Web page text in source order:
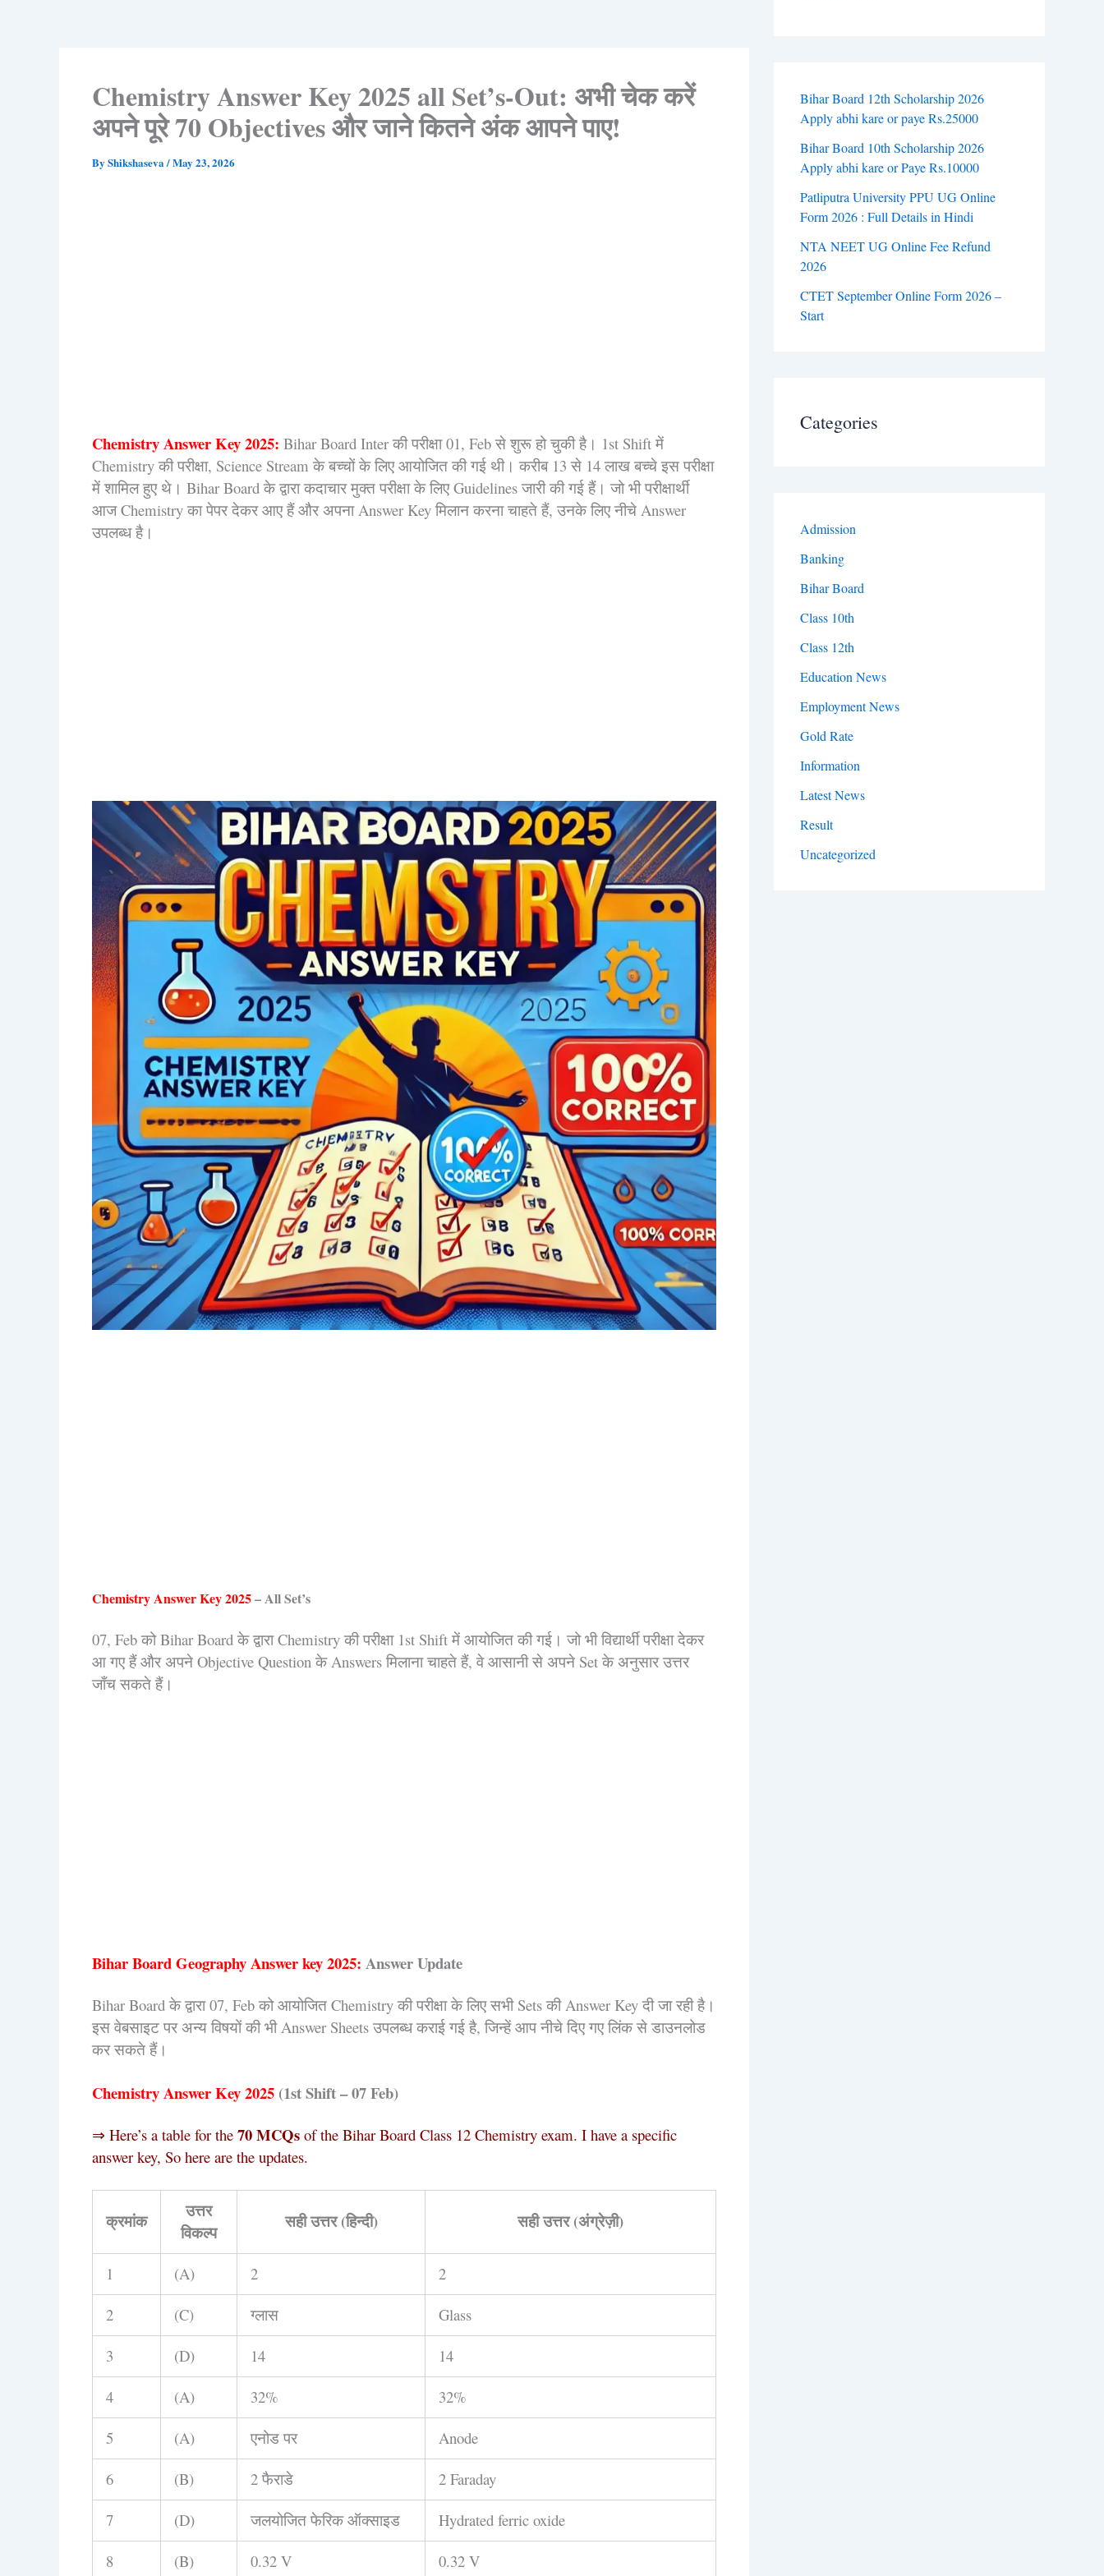
Chemistry Answer Key 2025 all Set’s-Out: अभी चेक करें
अपने पूरे 70 Objectives और जाने कितने अंक आपने पाए!
By Shikshaseva/May 23, 2026
Chemistry Answer Key 2025: Bihar Board Inter की परीक्षा 01, Feb से शुरू हो चुकी है। 1st Shift में
Chemistry की परीक्षा, Science Stream के बच्चों के लिए आयोजित की गई थी। करीब 13 से 14 लाख बच्चे इस परीक्षा
में शामिल हुए थे। Bihar Board के द्वारा कदाचार मुक्त परीक्षा के लिए Guidelines जारी की गई हैं। जो भी परीक्षार्थी
आज Chemistry का पेपर देकर आए हैं और अपना Answer Key मिलान करना चाहते हैं, उनके लिए नीचे Answer
उपलब्ध है।
Chemistry Answer Key 2025– All Set’s
07, Feb को Bihar Board के द्वारा Chemistry की परीक्षा 1st Shift में आयोजित की गई। जो भी विद्यार्थी परीक्षा देकर
आ गए हैं और अपने Objective Question के Answers मिलाना चाहते हैं, वे आसानी से अपने Set के अनुसार उत्तर
जाँच सकते हैं।
Bihar Board Geography Answer key 2025: Answer Update
Bihar Board के द्वारा 07, Feb को आयोजित Chemistry की परीक्षा के लिए सभी Sets की Answer Key दी जा रही है।
इस वेबसाइट पर अन्य विषयों की भी Answer Sheets उपलब्ध कराई गई है, जिन्हें आप नीचे दिए गए लिंक से डाउनलोड
कर सकते हैं।
Chemistry Answer Key 2025 (1st Shift – 07 Feb)
⇒ Here’s a table for the 70 MCQs of the Bihar Board Class 12 Chemistry exam. I have a specific
answer key, So here are the updates.
क्रमांक
उत्तर
विकल्प
सही उत्तर (हिन्दी) सही उत्तर (अंग्रेज़ी)
1 (A) 2
2
2
(C) ग्लास
Glass
3
(D) 14
14
4
(A) 32%
32%
5
(A) एनोड पर
Anode
6
(B) 2 फैराडे
2 Faraday
7
(D) जलयोजित फेरिक ऑक्साइड
Hydrated ferric oxide
8
(B) 0.32 V 0.32 V
Bihar Board 12th Scholarship 2026
Apply abhi kare or paye Rs.25000
Bihar Board 10th Scholarship 2026
Apply abhi kare or Paye Rs.10000
Patliputra University PPU UG Online
Form 2026 : Full Details in Hindi
NTA NEET UG Online Fee Refund
2026
CTET September Online Form 2026 –
Start
Categories
Admission
Banking
Bihar Board
Class 10th
Class 12th
Education News
Employment News
Gold Rate
Information
Latest News
Result
Uncategorized